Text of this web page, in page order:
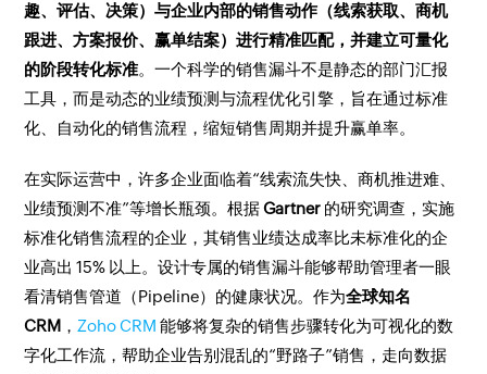
趣、评估、决策）与企业内部的销售动作（线索获取、商机
跟进、方案报价、赢单结案）进行精准匹配，并建立可量化
的阶段转化标准。一个科学的销售漏斗不是静态的部门汇报
工具，而是动态的业绩预测与流程优化引擎，旨在通过标准
化、自动化的销售流程，缩短销售周期并提升赢单率。
在实际运营中，许多企业面临着“线索流失快、商机推进难、
业绩预测不准”等增长瓶颈。根据Gartner 的研究调查，实施
标准化销售流程的企业，其销售业绩达成率比未标准化的企
业高出 15% 以上。设计专属的销售漏斗能够帮助管理者一眼
看清销售管道（Pipeline）的健康状况。作为全球知名
CRM ， Zoho CRM能够将复杂的销售步骤转化为可视化的数
字化工作流，帮助企业告别混乱的“野路子”销售，走向数据